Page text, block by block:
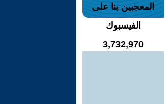
المعجبين بنا على
الفيسبوك
3,732,970